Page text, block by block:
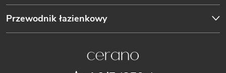
Przewodnik łazienkowy